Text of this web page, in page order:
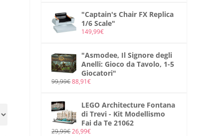
"Captain's Chair FX Replica
1/6 Scale"
149,99€
"Asmodee, Il Signore degli
Anelli: Gioco da Tavolo, 1-5
Giocatori"
99,99€88,91€
LEGO Architecture Fontana
di Trevi - Kit Modellismo
Fai da Te 21062
29,99€26,99€